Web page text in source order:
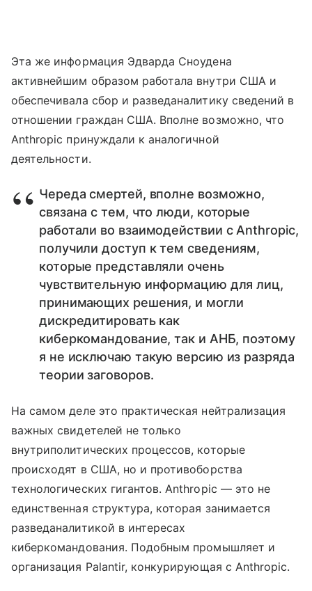
Эта же информация Эдварда Сноудена
активнейшим образом работала внутри США и
обеспечивала сбор и разведаналитику сведений в
отношении граждан США. Вполне возможно, что
Anthropic принуждали к аналогичной
деятельности.
Череда смертей, вполне возможно,
связана с тем, что люди, которые
работали во взаимодействии с Anthropic,
получили доступ к тем сведениям,
которые представляли очень
чувствительную информацию для лиц,
принимающих решения, и могли
дискредитировать как
киберкомандование, так и АНБ, поэтому
я не исключаю такую версию из разряда
теории заговоров.
На самом деле это практическая нейтрализация
важных свидетелей не только
внутриполитических процессов, которые
происходят в США, но и противоборства
технологических гигантов. Anthropic — это не
единственная структура, которая занимается
разведаналитикой в интересах
киберкомандования. Подобным промышляет и
организация Palantir, конкурирующая с Anthropic.